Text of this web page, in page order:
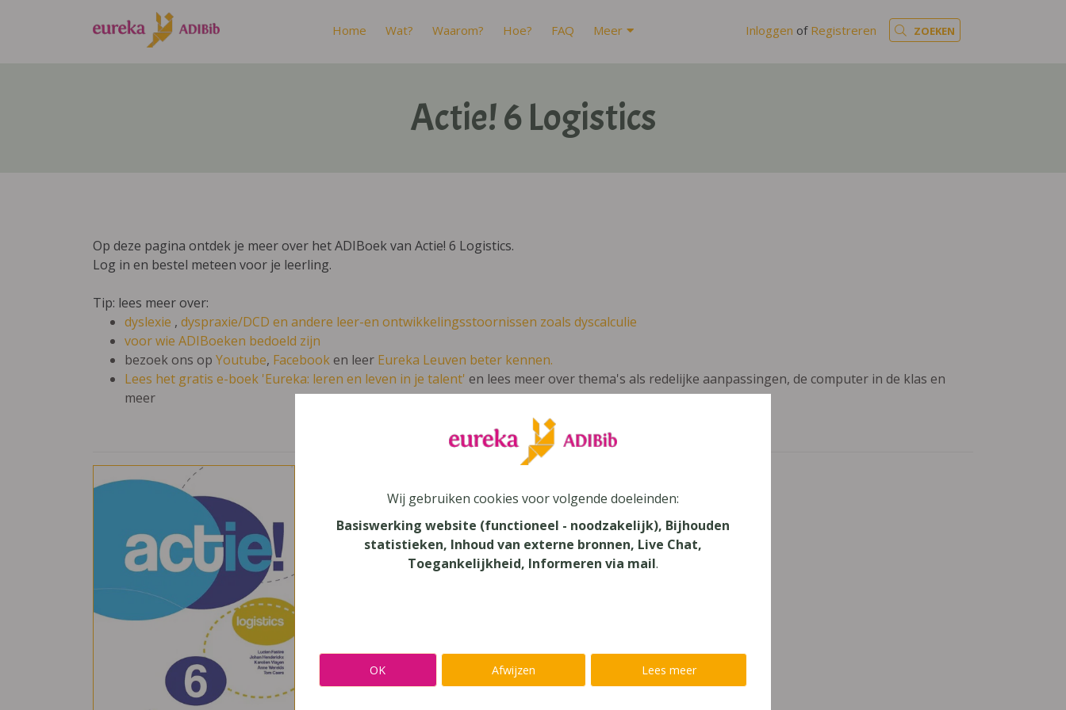
Home Wat? Waarom? Hoe? FAQ Meer Inloggen of Registreren ZOEKEN
Actie! 6 Logistics
Op deze pagina ontdek je meer over het ADIBoek van Actie! 6 Logistics.
Log in en bestel meteen voor je leerling.
Tip: lees meer over:
dyslexie , dyspraxie/DCD en andere leer-en ontwikkelingsstoornissen zoals dyscalculie
voor wie ADIBoeken bedoeld zijn
bezoek ons op Youtube, Facebooken leer Eureka Leuven beter kennen.
Lees het gratis e-boek 'Eureka: leren en leven in je talent' en lees meer over thema's als redelijke aanpassingen, de computer in de klas en
meer
Kantoor
Secundair Onderwijs - BSO, Secundair Onderwijs
Uitgeverij
De Boeck
Wij gebruiken cookies voor volgende doeleinden:
Basiswerking website (functioneel - noodzakelijk), Bijhouden
statistieken, Inhoud van externe bronnen, Live Chat,
Toegankelijkheid, Informeren via mail.
OK Afwijzen Lees meer